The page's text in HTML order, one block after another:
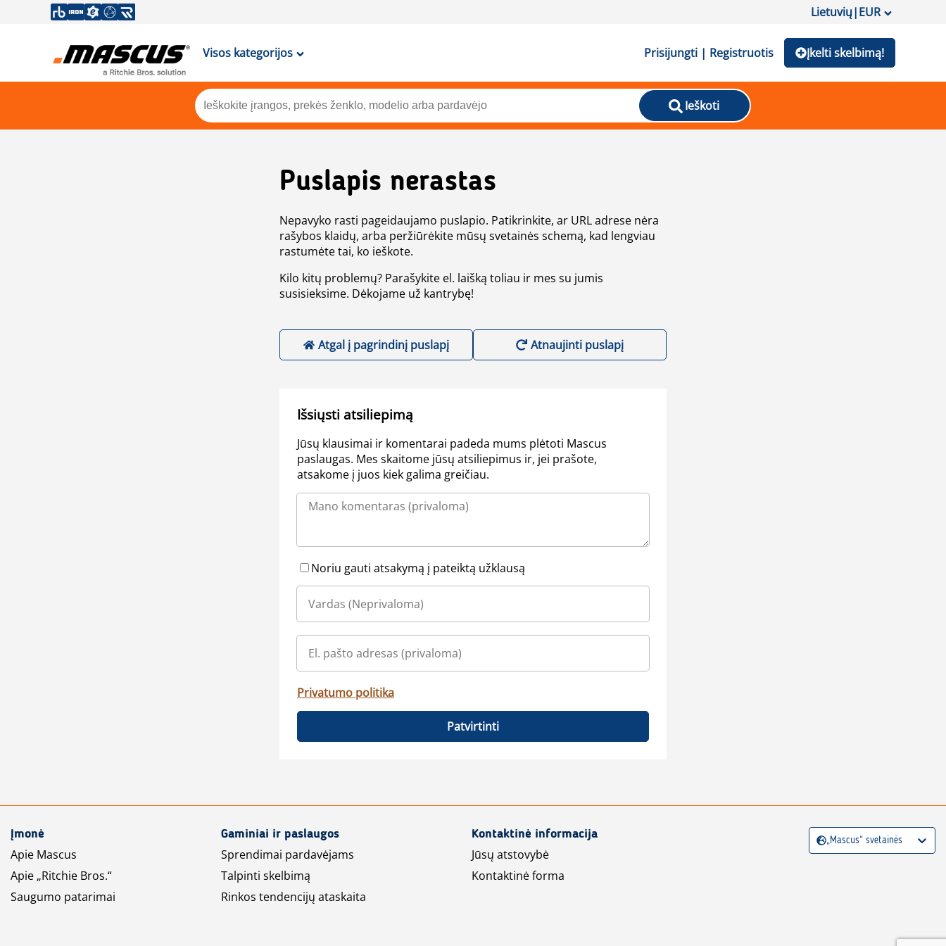
Lietuvių|EUR
Visos kategorijos Prisijungti | Registruotis Įkelti skelbimą!
Ieškoti
Puslapis nerastas
Nepavyko rasti pageidaujamo puslapio. Patikrinkite, ar URL adrese nėra
rašybos klaidų, arba peržiūrėkite mūsų svetainės schemą, kad lengviau
rastumėte tai, ko ieškote.
Kilo kitų problemų? Parašykite el. laišką toliau ir mes su jumis
susisieksime. Dėkojame už kantrybę!
Atgal į pagrindinį puslapį Atnaujinti puslapį
Išsiųsti atsiliepimą
Jūsų klausimai ir komentarai padeda mums plėtoti Mascus
paslaugas. Mes skaitome jūsų atsiliepimus ir, jei prašote,
atsakome į juos kiek galima greičiau.
Noriu gauti atsakymą į pateiktą užklausą
Privatumo politika
Patvirtinti
Įmonė
Apie Mascus
Apie „Ritchie Bros.“
Saugumo patarimai
Gaminiai ir paslaugos
Sprendimai pardavėjams
Talpinti skelbimą
Rinkos tendencijų ataskaita
Kontaktinė informacija
Jūsų atstovybė
Kontaktinė forma
„Mascus“ svetainės